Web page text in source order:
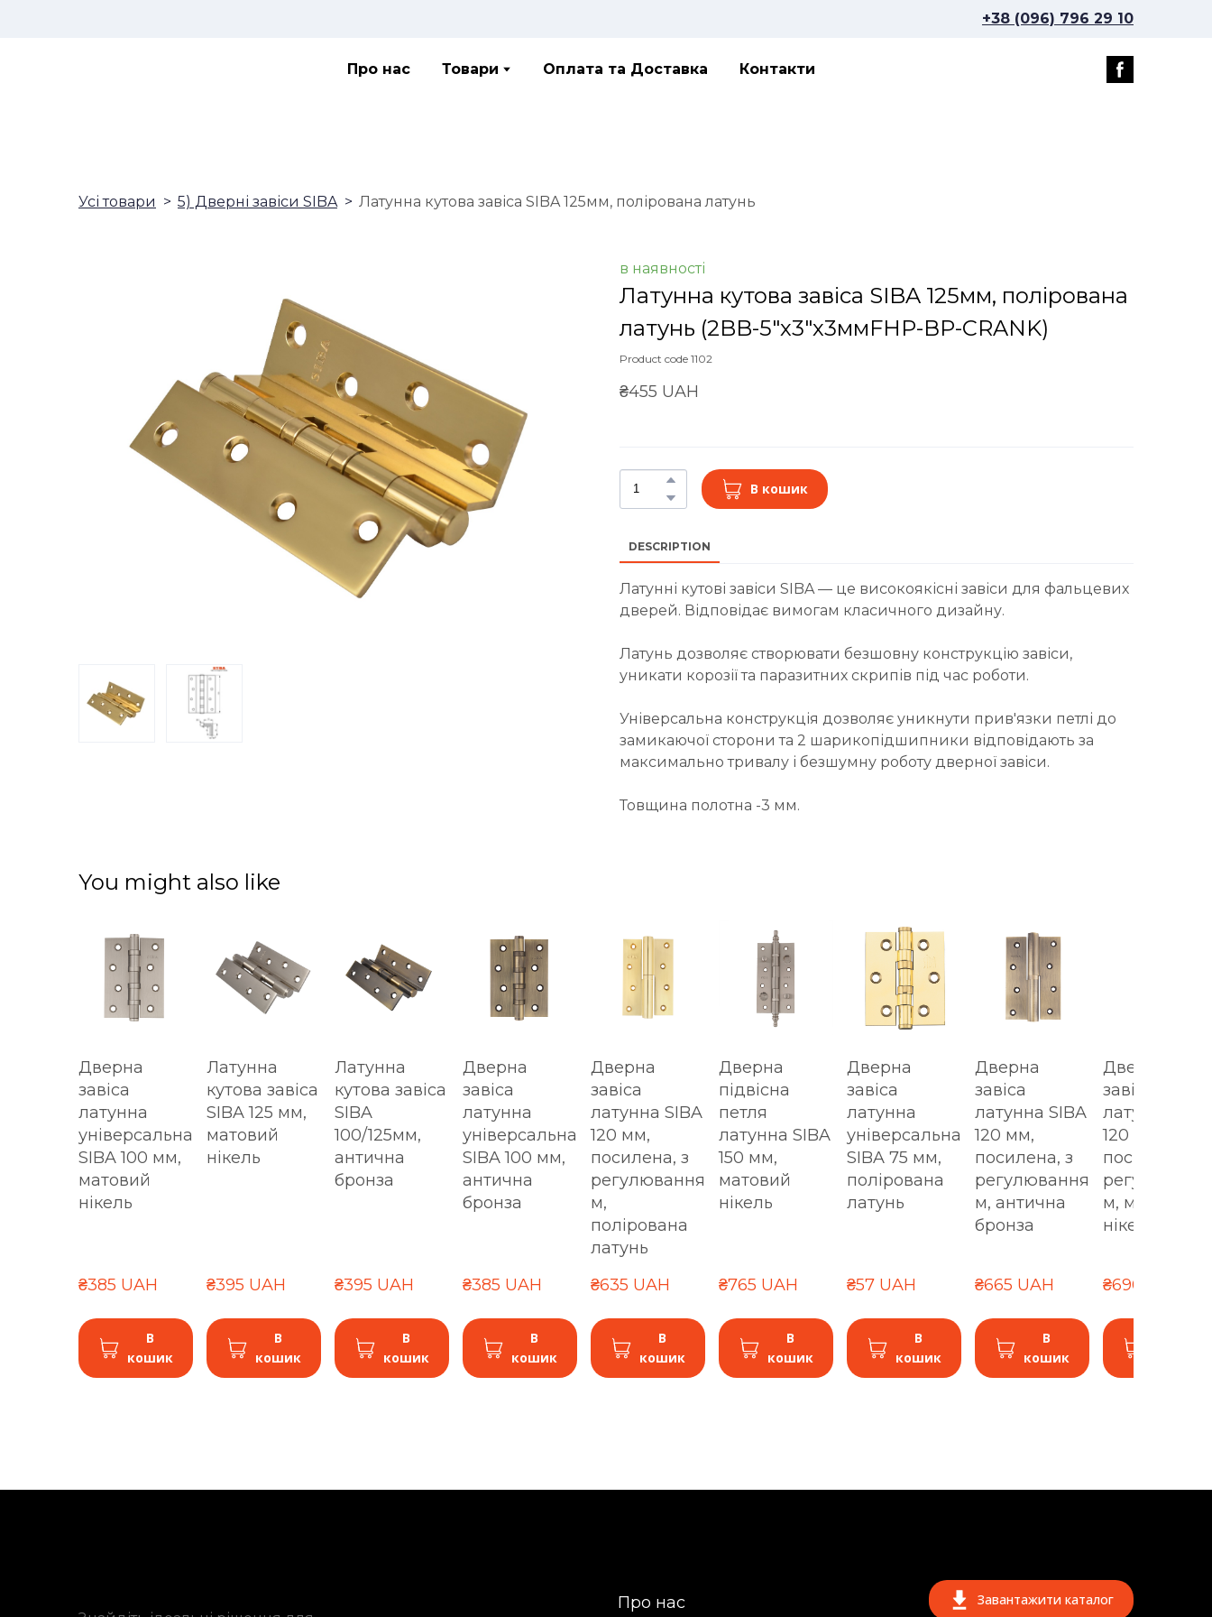
+38 (096) 796 29 10
Про нас Товари Оплата та Доставка Контакти
Усі товари 5) Дверні завіси SIBA Латунна кутова завіса SIBA 125мм, полірована латунь
в наявності
Латунна кутова завіса SIBA 125мм, полірована
латунь (2BB-5"х3"х3ммFHP-ВP-CRANK)
Product code 1102
₴455 UAH
В кошик
DESCRIPTION
Латунні кутові завіси SIBA — це високоякісні завіси для фальцевих
дверей. Відповідає вимогам класичного дизайну.
Латунь дозволяє створювати безшовну конструкцію завіси,
уникати корозії та паразитних скрипів під час роботи.
Універсальна конструкція дозволяє уникнути прив'язки петлі до
замикаючої сторони та 2 шарикопідшипники відповідають за
максимально тривалу і безшумну роботу дверної завіси.
Товщина полотна -3 мм.
You might also like
Дверна
завіса
латунна
універсальна
SIBA 100 мм,
матовий
нікель
₴385 UAH
В
кошик
Латунна
кутова завіса
SIBA 125 мм,
матовий
нікель
₴395 UAH
В
кошик
Латунна
кутова завіса
SIBA
100/125мм,
антична
бронза
₴395 UAH
В
кошик
Дверна
завіса
латунна
універсальна
SIBA 100 мм,
антична
бронза
₴385 UAH
В
кошик
Дверна
завіса
латунна SIBA
120 мм,
посилена, з
регулювання
м,
полірована
латунь
₴635 UAH
В
кошик
Дверна
підвісна
петля
латунна SIBA
150 мм,
матовий
нікель
₴765 UAH
В
кошик
Дверна
завіса
латунна
універсальна
SIBA 75 мм,
полірована
латунь
₴57 UAH
В
кошик
Дверна
завіса
латунна SIBA
120 мм,
посилена, з
регулювання
м, антична
бронза
₴665 UAH
В
кошик
Дверна
завіса
латунна
120 мм,
посилена, з
м, матовий
нікель
₴690 UAH
Про нас Завантажити каталог